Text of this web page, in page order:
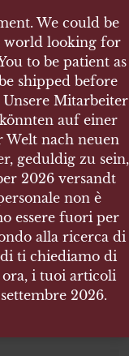
- 1945
We could be
world looking for
to be patient as
shipped before
Unsere Mitarbeiter
auf einer
Welt nach neuen
geduldig zu sein,
2026 versandt
non è
essere fuori per
alla ricerca di
ti chiediamo di
ora, i tuoi articoli
2026.